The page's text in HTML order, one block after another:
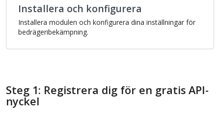
Installera och konfigurera
Installera modulen och konfigurera dina inställningar för
bedrägeribekämpning.
Steg 1: Registrera dig för en gratis API-
nyckel